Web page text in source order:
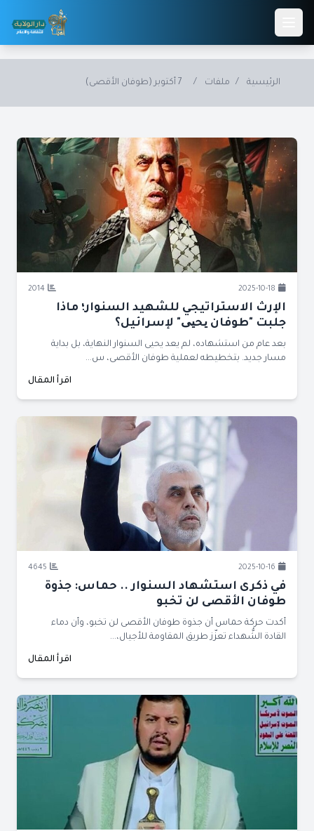
Skip to main content
الرئيسية / ملفات / 7 أكتوبر (طوفان الأقصى)
2025-10-18
2014
الإرث الاستراتيجي للشهيد السنوار؛ ماذا
جلبت "طوفان یحیی" لإسرائيل؟
بعد عام من استشهاده، لم يعد يحيى السنوار النهاية، بل بداية
مسار جديد. بتخطيطه لعملية طوفان الأقصى، س...
اقرأ المقال
2025-10-16
4645
في ذكرى استشهاد السنوار .. حماس: جذوة
طوفان الأقصى لن تخبو
أكدت حركة حماس أن جذوة طوفان الأقصى لن تخبو، وأن دماء
القادة الشُّهداء تعزّز طريق المقاومة للأجيال،...
اقرأ المقال